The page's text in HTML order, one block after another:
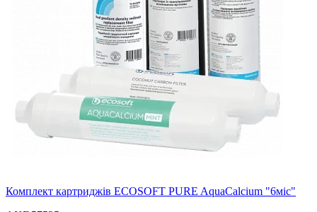
Комплект картриджів ECOSOFT PURE AquaCalcium "6міс"